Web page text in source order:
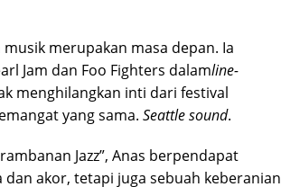
merupakan masa depan. Ia
Jam dan Foo Fighters dalamline-
menghilangkan inti dari festival
yang sama. Seattle sound.
Jazz”, Anas berpendapat
dan akor, tetapi juga sebuah keberanian